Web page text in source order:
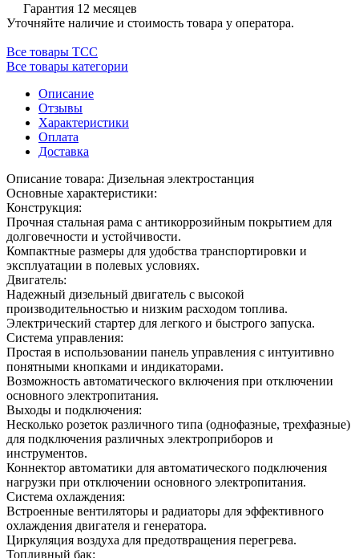
Гарантия 12 месяцев
Уточняйте наличие и стоимость товара у оператора.
Все товары ТСС
Все товары категории
Описание
Отзывы
Характеристики
Оплата
Доставка
Описание товара: Дизельная электростанция
Основные характеристики:
Конструкция:
Прочная стальная рама с антикоррозийным покрытием для
долговечности и устойчивости.
Компактные размеры для удобства транспортировки и
эксплуатации в полевых условиях.
Двигатель:
Надежный дизельный двигатель с высокой
производительностью и низким расходом топлива.
Электрический стартер для легкого и быстрого запуска.
Система управления:
Простая в использовании панель управления с интуитивно
понятными кнопками и индикаторами.
Возможность автоматического включения при отключении
основного электропитания.
Выходы и подключения:
Несколько розеток различного типа (однофазные, трехфазные)
для подключения различных электроприборов и
инструментов.
Коннектор автоматики для автоматического подключения
нагрузки при отключении основного электропитания.
Система охлаждения:
Встроенные вентиляторы и радиаторы для эффективного
охлаждения двигателя и генератора.
Циркуляция воздуха для предотвращения перегрева.
Топливный бак: